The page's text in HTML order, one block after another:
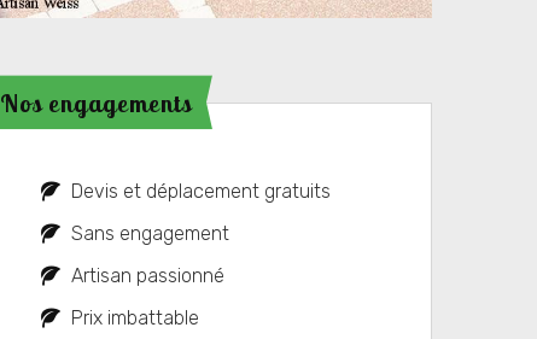
Nos engagements
Devis et déplacement gratuits
Sans engagement
Artisan passionné
Prix imbattable